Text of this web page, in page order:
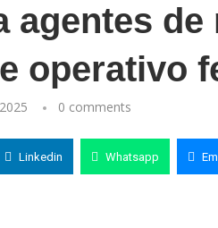
agentes
operativo
0 comments
Linkedin Whatsapp